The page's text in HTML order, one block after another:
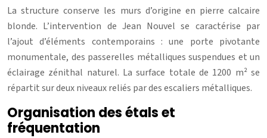
La structure conserve les murs d’origine en pierre calcaire
blonde. L’intervention de Jean Nouvel se caractérise par
l’ajout d’éléments contemporains : une porte pivotante
monumentale, des passerelles métalliques suspendues et un
éclairage zénithal naturel. La surface totale de 1200 m² se
répartit sur deux niveaux reliés par des escaliers métalliques.
Organisation des étals et
fréquentation